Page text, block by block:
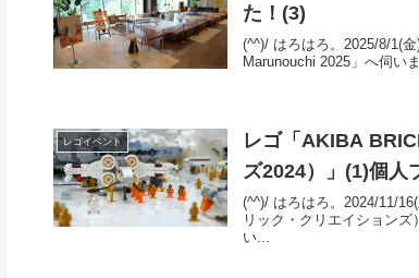
た！(3)
(^^)/ はろはろ。2025/8/1(
Marunouchi 2025」へ伺い
レゴイベント
レゴ「AKIBA
ズ2024）」(1)個人
(^^)/ はろはろ。2024/11/
リック・クリエイション
い...